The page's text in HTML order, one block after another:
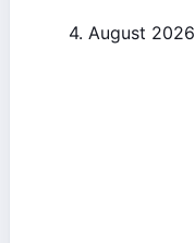
4. August 2026